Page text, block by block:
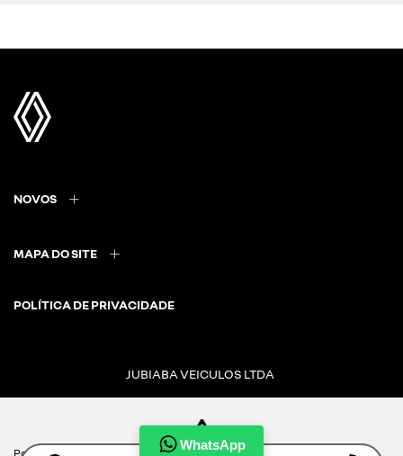
WhatsApp
NOVOS
MAPA DO SITE
POLÍTICA DE PRIVACIDADE
JUBIABA VEICULOS LTDA
Para otimizar sua experiência durante a navegação, fazemos uso de